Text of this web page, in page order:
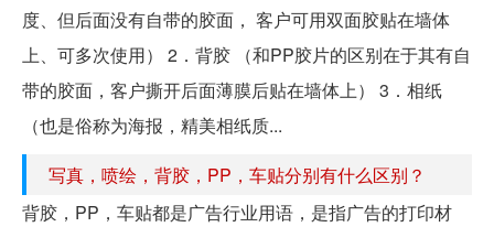
度、但后面没有自带的胶面， 客户可用双面胶贴在墙体
上、可多次使用） 2．背胶 （和PP胶片的区别在于其有自
带的胶面，客户撕开后面薄膜后贴在墙体上） 3．相纸
（也是俗称为海报，精美相纸质...
写真，喷绘，背胶，PP，车贴分别有什么区别？
背胶，PP，车贴都是广告行业用语，是指广告的打印材